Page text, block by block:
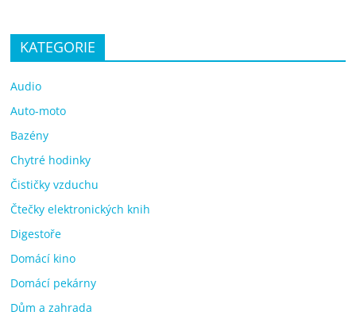
KATEGORIE
Audio
Auto-moto
Bazény
Chytré hodinky
Čističky vzduchu
Čtečky elektronických knih
Digestoře
Domácí kino
Domácí pekárny
Dům a zahrada